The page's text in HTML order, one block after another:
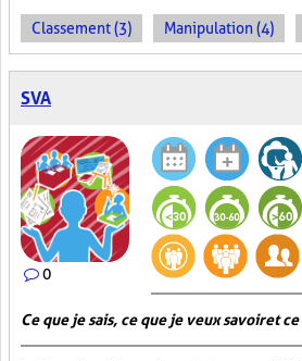
Classement (3) Manipulation (4)
SVA
0
Ce que je sais, ce que je veux savoir et